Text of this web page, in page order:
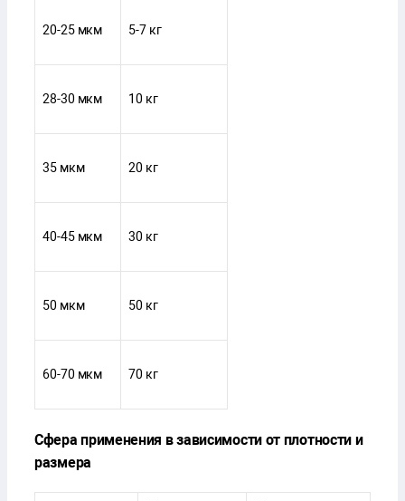
20-25 мкм 5-7 кг
28-30 мкм 10 кг
35 мкм 20 кг
40-45 мкм 30 кг
50 мкм 50 кг
60-70 мкм 70 кг
Сфера применения в зависимости от плотности и
размера